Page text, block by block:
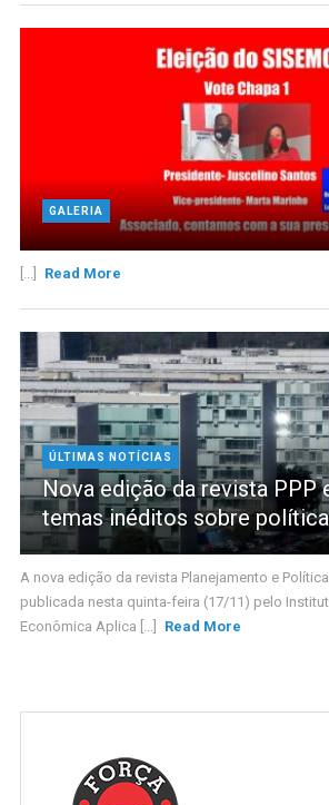
GALERIA
[...] Read More
ÚLTIMAS NOTÍCIAS
Nova edição da revista PPP
temas inéditos sobre
A nova edição da revista Planejamento e
publicada nesta quinta-feira (17/11) pelo
Econômica Aplica [...]
Read More